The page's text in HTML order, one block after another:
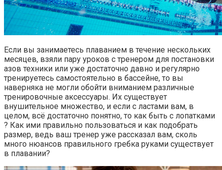
Если вы занимаетесь плаванием в течение нескольких
месяцев, взяли пару уроков с тренером для постановки
азов техники или уже достаточно давно и регулярно
тренируетесь самостоятельно в бассейне, то вы
наверняка не могли обойти вниманием различные
тренировочные аксессуары. Их существует
внушительное множество, и если с ластами вам, в
целом, всё достаточно понятно, то как быть с лопатками
? Как ими правильно пользоваться и как подобрать
размер, ведь ваш тренер уже рассказал вам, сколь
много нюансов правильного гребка руками существует
в плавании?